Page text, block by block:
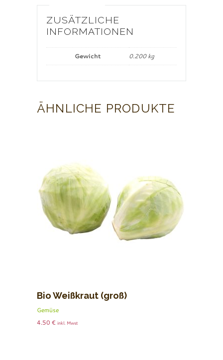
ZUSÄTZLICHE
INFORMATIONEN
Gewicht 0.200 kg
ÄHNLICHE PRODUKTE
Bio Weißkraut (groß)
Gemüse
4.50 € inkl. Mwst